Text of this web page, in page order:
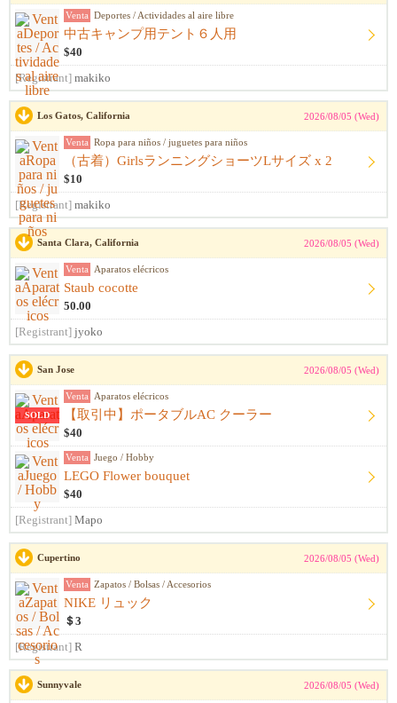
Venta Deportes / Actividades al aire libre
中古キャンプ用テント６人用
$40
[Registrant] makiko
Los Gatos, California 2026/08/05 (Wed)
Venta Ropa para niños / juguetes para niños
（古着）GirlsランニングショーツLサイズ x 2
$10
[Registrant] makiko
Santa Clara, California 2026/08/05 (Wed)
Venta Aparatos elécricos
Staub cocotte
50.00
[Registrant] jyoko
San Jose 2026/08/05 (Wed)
SOLD
Venta Aparatos elécricos
【取引中】ポータブルAC クーラー
$40
Venta Juego / Hobby
LEGO Flower bouquet
$40
[Registrant] Mapo
Cupertino 2026/08/05 (Wed)
Venta Zapatos / Bolsas / Accesorios
NIKE リュック
＄3
[Registrant] R
Sunnyvale 2026/08/05 (Wed)